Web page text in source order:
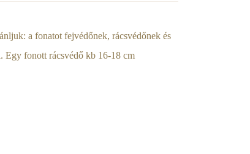
a fonatot fejvédőnek, rácsvédőnek és
Egy fonott rácsvédő kb 16-18 cm